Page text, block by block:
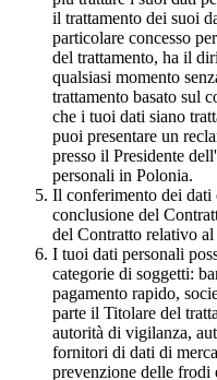
il trattamento dei suoi
particolare concesso
del trattamento, ha il
qualsiasi momento
trattamento basato sul
che i tuoi dati siano
puoi presentare un
presso il Presidente
personali in Polonia.
Il conferimento dei dati
conclusione del
del Contratto relativo
I tuoi dati personali
categorie di soggetti:
pagamento rapido,
parte il Titolare del
autorità di vigilanza,
fornitori di dati di
prevenzione delle frodi